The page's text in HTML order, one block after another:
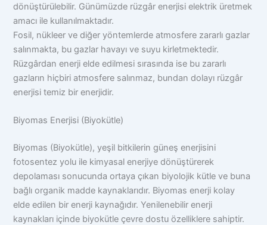
dönüştürülebilir. Günümüzde rüzgâr enerjisi elektrik üretmek
amacı ile kullanılmaktadır.
Fosil, nükleer ve diğer yöntemlerde atmosfere zararlı gazlar
salınmakta, bu gazlar havayı ve suyu kirletmektedir.
Rüzgârdan enerji elde edilmesi sırasında ise bu zararlı
gazların hiçbiri atmosfere salınmaz, bundan dolayı rüzgâr
enerjisi temiz bir enerjidir.
Biyomas Enerjisi (Biyokütle)
Biyomas (Biyokütle), yeşil bitkilerin güneş enerjisini
fotosentez yolu ile kimyasal enerjiye dönüştürerek
depolaması sonucunda ortaya çıkan biyolojik kütle ve buna
bağlı organik madde kaynaklarıdır. Biyomas enerji kolay
elde edilen bir enerji kaynağıdır. Yenilenebilir enerji
kaynakları içinde biyokütle çevre dostu özelliklere sahiptir.